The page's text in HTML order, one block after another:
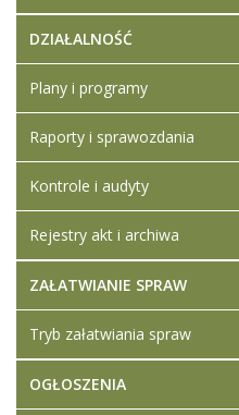
DZIAŁALNOŚĆ
Plany i programy
Raporty i sprawozdania
Kontrole i audyty
Rejestry akt i archiwa
ZAŁATWIANIE SPRAW
Tryb załatwiania spraw
OGŁOSZENIA